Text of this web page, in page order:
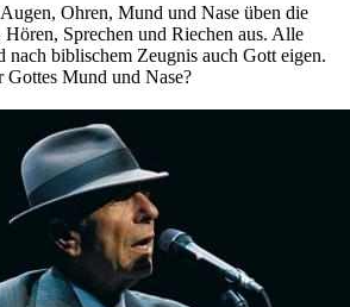
Ohren, Mund und Nase üben die
Sprechen und Riechen aus. Alle
nach biblischem Zeugnis auch Gott eigen.
Gottes Mund und Nase?